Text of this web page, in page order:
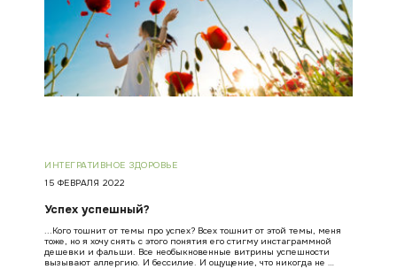
ИНТЕГРАТИВНОЕ ЗДОРОВЬЕ
15 ФЕВРАЛЯ 2022
Успех успешный?
...Кого тошнит от темы про успех? Всех тошнит от этой темы, меня
тоже, но я хочу снять с этого понятия его стигму инстаграммной
дешевки и фальши. Все необыкновенные витрины успешности
вызывают аллергию. И бессилие. И ощущение, что никогда не …